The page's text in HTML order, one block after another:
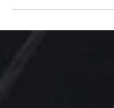
exigência do Certificado de Registro e